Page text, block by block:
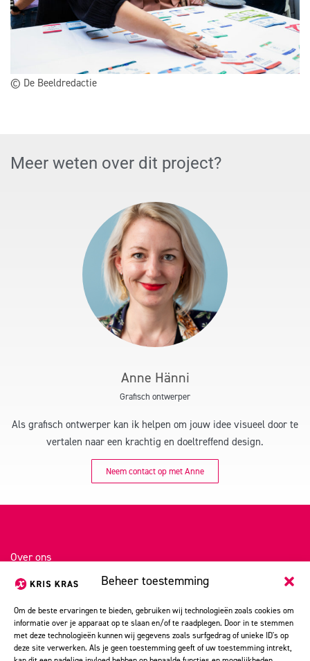
Beheer toestemming
Om de beste ervaringen te bieden, gebruiken wij technologieën zoals cookies om
informatie over je apparaat op te slaan en/of te raadplegen. Door in te stemmen
met deze technologieën kunnen wij gegevens zoals surfgedrag of unieke ID's op
deze site verwerken. Als je geen toestemming geeft of uw toestemming intrekt,
© De Beeldredactie
Meer weten over dit project?
Anne Hänni
Grafisch ontwerper
Als grafisch ontwerper kan ik helpen om jouw idee visueel door te
vertalen naar een krachtig en doeltreffend design.
Neem contact op met Anne
Over ons
Portfolio
Kris Kras stories
Vacatures
Contact